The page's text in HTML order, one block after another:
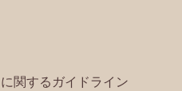
関するガイドライン